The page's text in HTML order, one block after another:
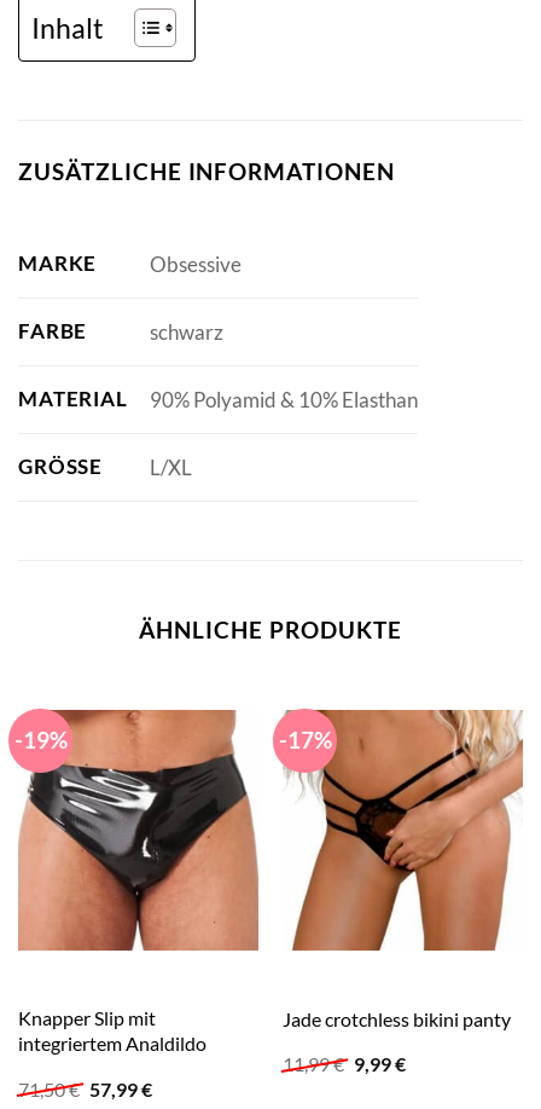
Inhalt
ZUSÄTZLICHE INFORMATIONEN
MARKE Obsessive
FARBE schwarz
MATERIAL 90% Polyamid & 10% Elasthan
GRÖSSE L/XL
ÄHNLICHE PRODUKTE
-19%
Knapper Slip mit
integriertem Analdildo
71,50€ Ursprünglicher
57,99€Aktueller
-17%
Jade crotchless bikini panty
11,99€ Ursprünglicher
9,99€Aktueller